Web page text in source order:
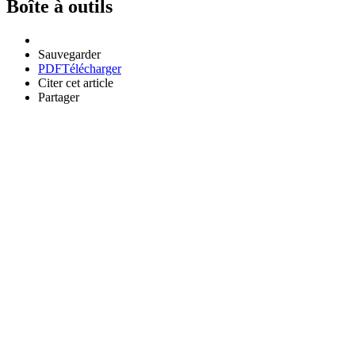
Boîte à outils
Sauvegarder
PDFTélécharger
Citer cet article
Partager